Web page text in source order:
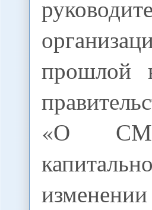
прошлой
«О
изменении